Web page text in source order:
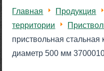
Главная Продукция
территории
приствольная стальная
диаметр 500 мм